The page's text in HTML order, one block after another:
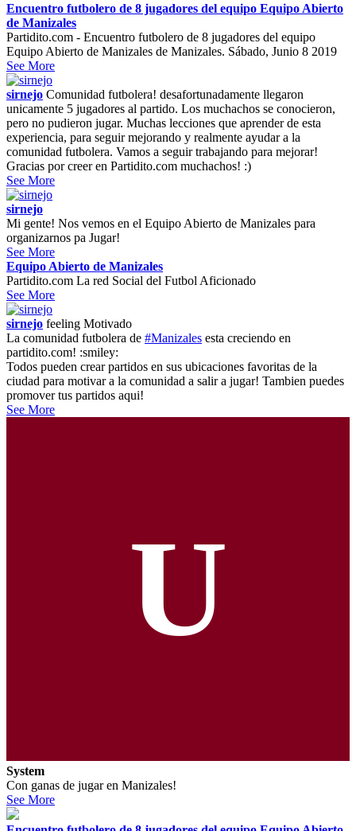
Encuentro futbolero de 8 jugadores del equipo Equipo Abierto
de Manizales
Partidito.com - Encuentro futbolero de 8 jugadores del equipo
Equipo Abierto de Manizales de Manizales. Sábado, Junio 8 2019
See More
sirnejo Comunidad futbolera! desafortunadamente llegaron
unicamente 5 jugadores al partido. Los muchachos se conocieron,
pero no pudieron jugar. Muchas lecciones que aprender de esta
experiencia, para seguir mejorando y realmente ayudar a la
comunidad futbolera. Vamos a seguir trabajando para mejorar!
Gracias por creer en Partidito.com muchachos! :)
See More
sirnejo
Mi gente! Nos vemos en el Equipo Abierto de Manizales para
organizarnos pa Jugar!
See More
Equipo Abierto de Manizales
Partidito.com La red Social del Futbol Aficionado
See More
sirnejo feeling Motivado
La comunidad futbolera de #Manizales esta creciendo en
partidito.com! :smiley:
Todos pueden crear partidos en sus ubicaciones favoritas de la
ciudad para motivar a la comunidad a salir a jugar! Tambien puedes
promover tus partidos aqui!
See More
U
System
Con ganas de jugar en Manizales!
See More